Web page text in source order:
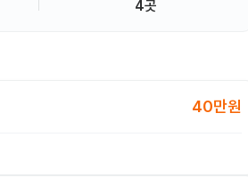
4곳
40만원